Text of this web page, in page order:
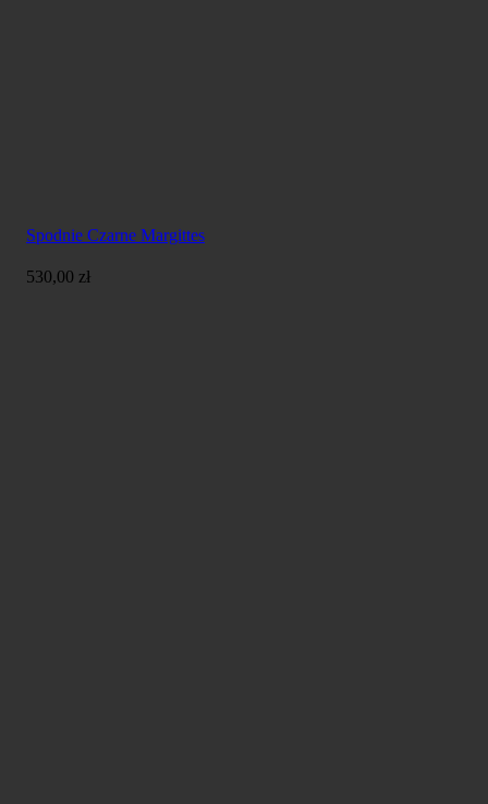
Spodnie Czarne Margittes
530,00 zł